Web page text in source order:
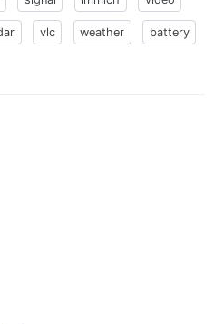
vlc weather battery